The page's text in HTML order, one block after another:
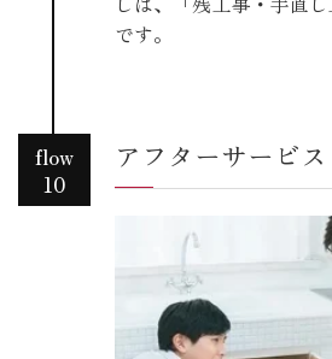
です。
flow
10
アフターサービス